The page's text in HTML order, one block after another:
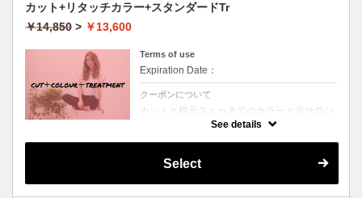
カット+リタッチカラー+スタンダードTr
￥14,850 > ￥13,600
Terms of use
Expiration Date：
クーポンについて
カットと根元２ｃｍまでのカラーと当サロン
オススメ、スペシャルトリートメントのセッ
See details
Select